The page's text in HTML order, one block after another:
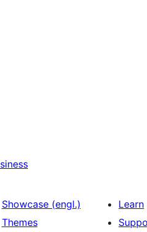
Showcase (engl.)
Themes
Learn